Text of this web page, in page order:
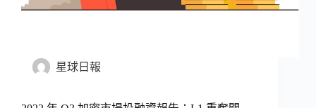
星球日報